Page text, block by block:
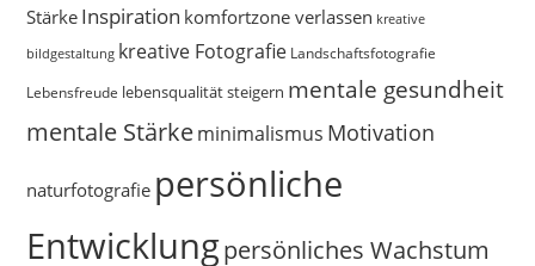
Stärke Inspiration komfortzone verlassen kreative
bildgestaltung kreative Fotografie Landschaftsfotografie
Lebensfreude lebensqualität steigern mentale gesundheit
mentale Stärkeminimalismus Motivation
naturfotografie persönliche
Entwicklungpersönliches Wachstum